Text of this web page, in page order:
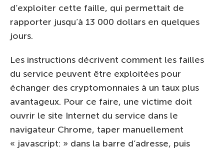
d’exploiter cette faille, qui permettait de
rapporter jusqu’à 13 000 dollars en quelques
jours.
Les instructions décrivent comment les failles
du service peuvent être exploitées pour
échanger des cryptomonnaies à un taux plus
avantageux. Pour ce faire, une victime doit
ouvrir le site Internet du service dans le
navigateur Chrome, taper manuellement
« javascript: » dans la barre d’adresse, puis